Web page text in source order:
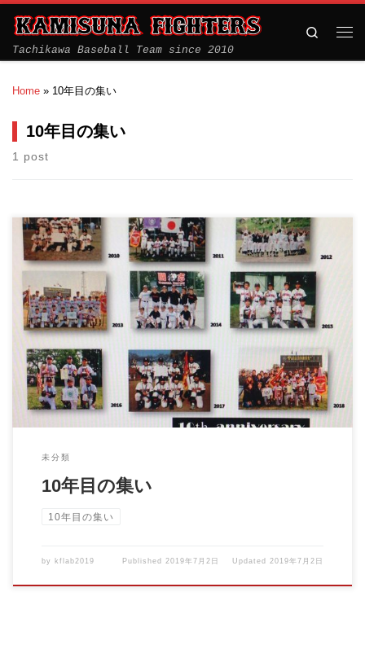
Tachikawa Baseball Team since 2010
Search
Home » 10年目の集い
10年目の集い
1 post
上砂ファイターズ 10年目の集い 日にち： 2019年8月12日
（祝） 内容： […]
未分類
10年目の集い
10年目の集い
by kflab2019 Published 2019年7月2日 Updated 2019年7月2日